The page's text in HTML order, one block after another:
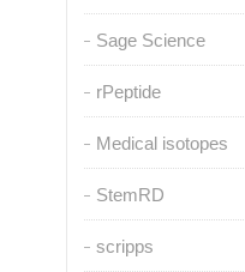
Sage Science
rPeptide
Medical isotopes
StemRD
scripps